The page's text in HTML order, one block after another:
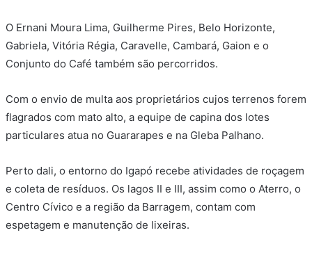
O Ernani Moura Lima, Guilherme Pires, Belo Horizonte,
Gabriela, Vitória Régia, Caravelle, Cambará, Gaion e o
Conjunto do Café também são percorridos.
Com o envio de multa aos proprietários cujos terrenos forem
flagrados com mato alto, a equipe de capina dos lotes
particulares atua no Guararapes e na Gleba Palhano.
Perto dali, o entorno do Igapó recebe atividades de roçagem
e coleta de resíduos. Os lagos II e III, assim como o Aterro, o
Centro Cívico e a região da Barragem, contam com
espetagem e manutenção de lixeiras.